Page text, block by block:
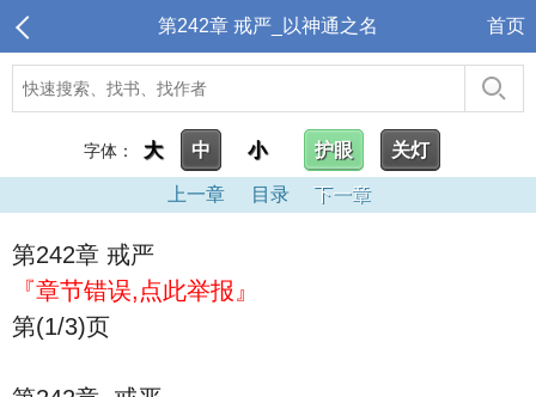
第242章 戒严_以神通之名 首页
字体： 大 中 小 护眼 关灯
上一章 目录 下一章
第242章 戒严
『章节错误,点此举报』
第(1/3)页